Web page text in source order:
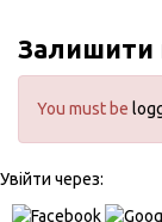
Залишити
You must be
Увійти через: